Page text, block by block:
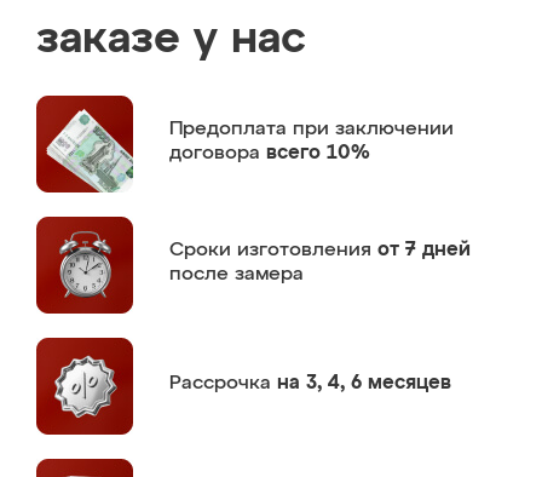
заказе у нас
Предоплата при заключении
договора всего 10%
Сроки изготовления от 7 дней
после замера
Рассрочка на 3, 4, 6 месяцев